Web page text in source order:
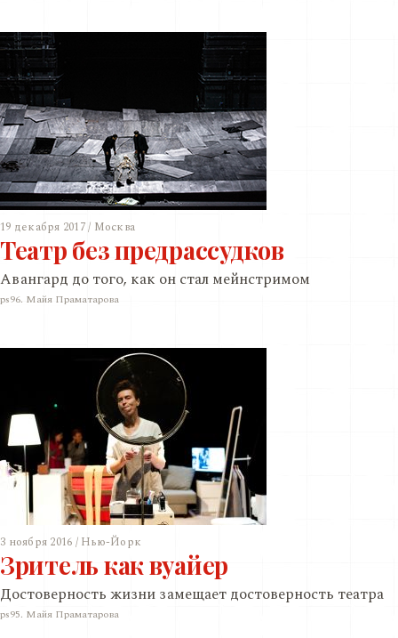
19 декабря 2017 / Москва
Театр без предрассудков
Авангард до того, как он стал мейнстримом
ps96. Майя Праматарова
3 ноября 2016 / Нью-Йорк
Зритель как вуайер
Достоверность жизни замещает достоверность театра
ps95. Майя Праматарова